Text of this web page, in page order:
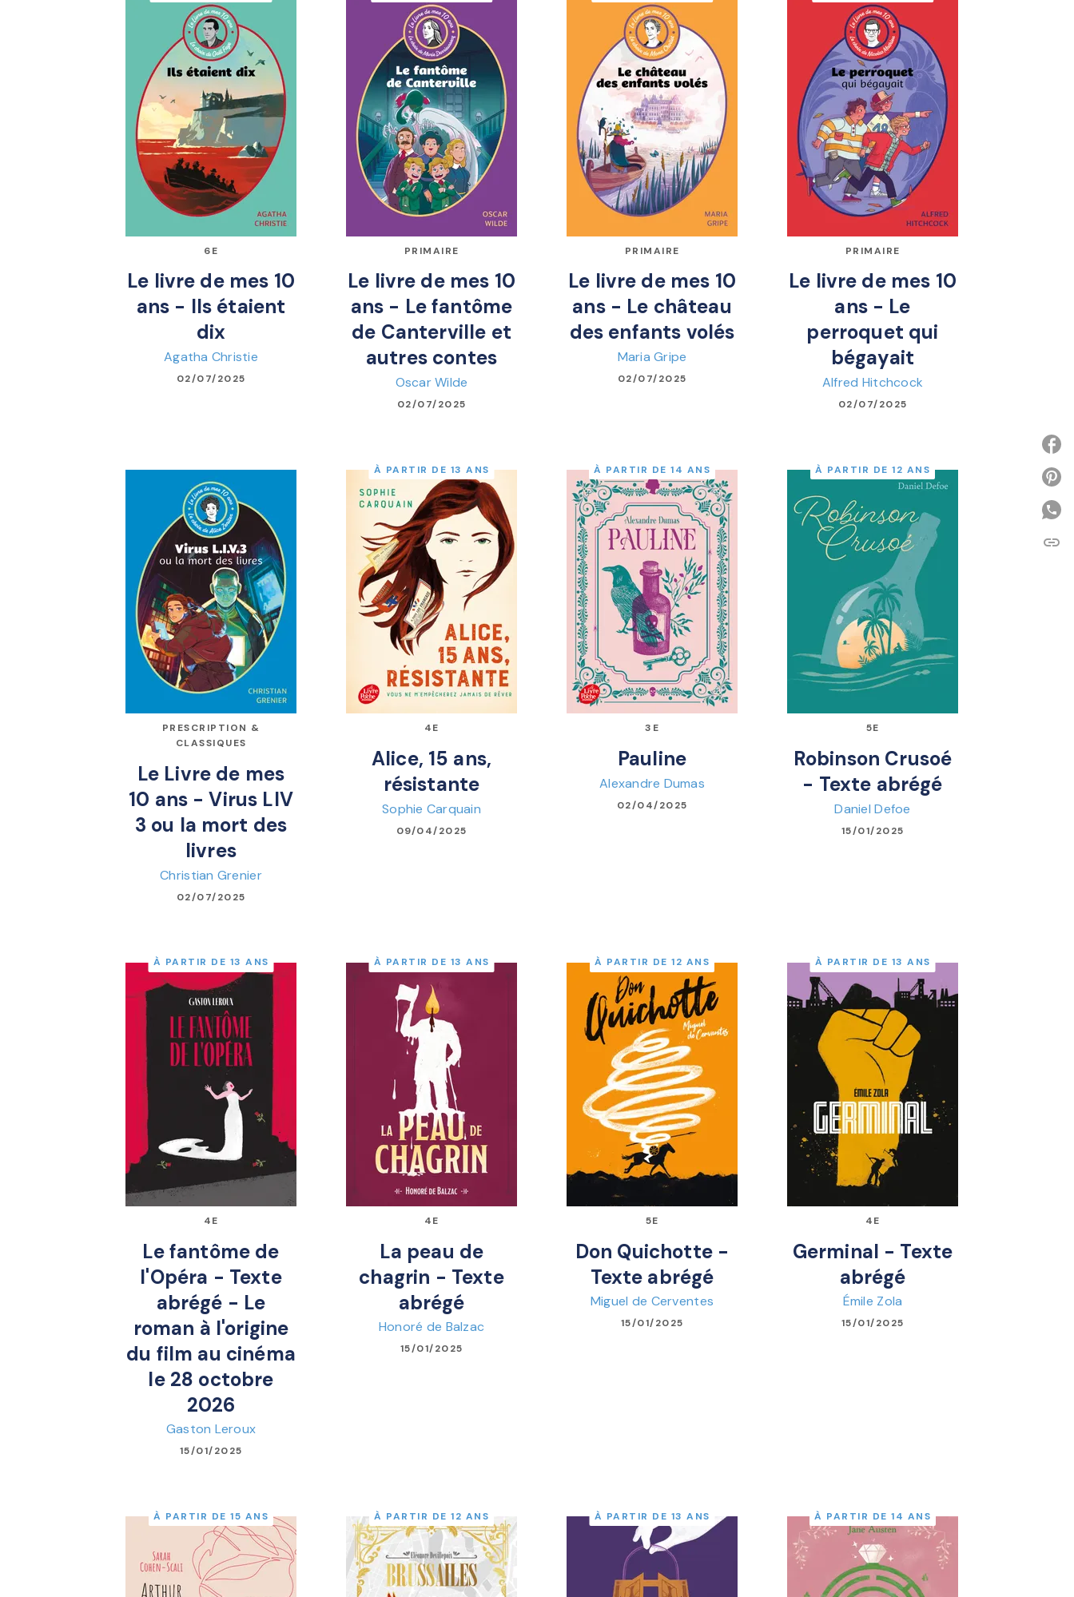
6E
Le livre de mes 10
ans - Ils étaient
dix
Agatha Christie
02/07/2025
PRIMAIRE
Le livre de mes 10
ans - Le fantôme
de Canterville et
autres contes
Oscar Wilde
02/07/2025
PRIMAIRE
Le livre de mes 10
ans - Le château
des enfants volés
Maria Gripe
02/07/2025
PRIMAIRE
Le livre de mes 10
ans - Le
perroquet qui
bégayait
Alfred Hitchcock
02/07/2025
PRESCRIPTION &
CLASSIQUES
Le Livre de mes
10 ans - Virus LIV
3 ou la mort des
livres
Christian Grenier
02/07/2025
À PARTIR DE 13 ANS
4E
Alice, 15 ans,
résistante
Sophie Carquain
09/04/2025
À PARTIR DE 14 ANS
3E
Pauline
Alexandre Dumas
02/04/2025
À PARTIR DE 12 ANS
5E
Robinson Crusoé
- Texte abrégé
Daniel Defoe
15/01/2025
À PARTIR DE 13 ANS
4E
Le fantôme de
l'Opéra - Texte
abrégé - Le
roman à l'origine
du film au cinéma
le 28 octobre
2026
Gaston Leroux
15/01/2025
À PARTIR DE 13 ANS
4E
La peau de
chagrin - Texte
abrégé
Honoré de Balzac
15/01/2025
À PARTIR DE 12 ANS
5E
Don Quichotte -
Texte abrégé
Miguel de Cerventes
15/01/2025
À PARTIR DE 13 ANS
4E
Germinal - Texte
abrégé
Émile Zola
15/01/2025
À PARTIR DE 15 ANS À PARTIR DE 12 ANS À PARTIR DE 13 ANS À PARTIR DE 14 ANS
link